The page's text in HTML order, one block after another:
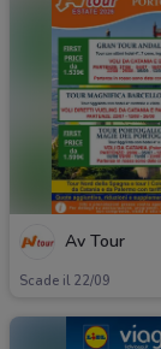
Av Tour
Scade il 22/09